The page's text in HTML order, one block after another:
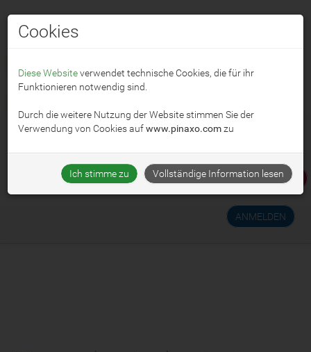
TESTE PINAXO KOSTENLOS !
ANMELDEN
Cookies
Diese Websiteverwendet technische Cookies, die für ihr
Funktionieren notwendig sind.
Durch die weitere Nutzung der Website stimmen Sie der
Verwendung von Cookies aufwww.pinaxo.comzu
Ich stimme zu Vollständige Information lesen